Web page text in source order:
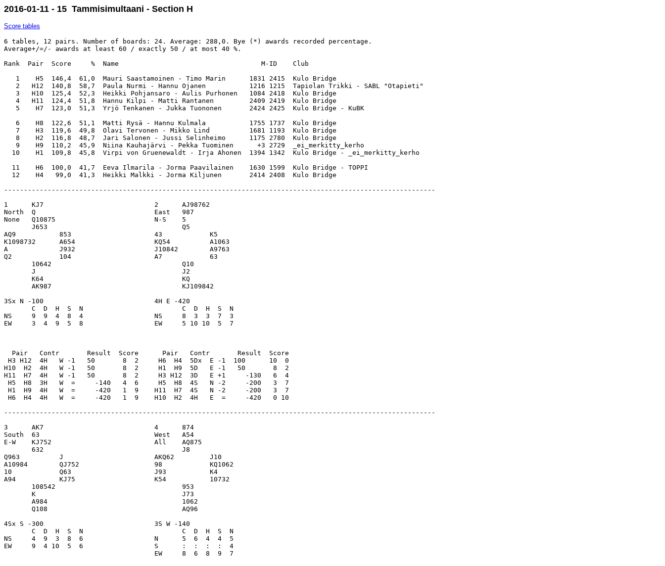
2016-01-11 - 15 Tammisimultaani - Section H
Score tables
6 tables, 12 pairs. Number of boards: 24. Average: 288,0. Bye (*) awards recorded percentage.
Average+/=/- awards at least 60 / exactly 50 / at most 40 %.
Rank  Pair  Score     %  Name                                    M-ID    Club
   1    H5  146,4  61,0  Mauri Saastamoinen - Timo Marin      1831 2415  Kulo Bridge
   2   H12  140,8  58,7  Paula Nurmi - Hannu Ojanen           1216 1215  Tapiolan Trikki - SABL "Otapieti"
   3   H10  125,4  52,3  Heikki Pohjansaro - Aulis Purhonen   1084 2418  Kulo Bridge
   4   H11  124,4  51,8  Hannu Kilpi - Matti Rantanen         2409 2419  Kulo Bridge
   5    H7  123,0  51,3  Yrjö Tenkanen - Jukka Tuononen       2424 2425  Kulo Bridge - KuBK
   6    H8  122,6  51,1  Matti Rysä - Hannu Kulmala           1755 1737  Kulo Bridge
   7    H3  119,6  49,8  Olavi Tervonen - Mikko Lind          1681 1193  Kulo Bridge
   8    H2  116,8  48,7  Jari Salonen - Jussi Selinheimo      1175 2780  Kulo Bridge
   9    H9  110,2  45,9  Niina Kauhajärvi - Pekka Tuominen      +3 2729  _ei_merkitty_kerho
  10    H1  109,8  45,8  Virpi von Gruenewaldt - Irja Ahonen  1394 1342  Kulo Bridge - _ei_merkitty_kerho
  11    H6  100,0  41,7  Eeva Ilmarila - Jorma Paavilainen    1630 1599  Kulo Bridge - TOPPI